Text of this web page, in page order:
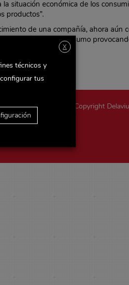
situación económica de los
productos”.
de una compañía, ahora aún
y hábitos de consumo
siguienteenlace.
Copyright
X
técnicos y
tus